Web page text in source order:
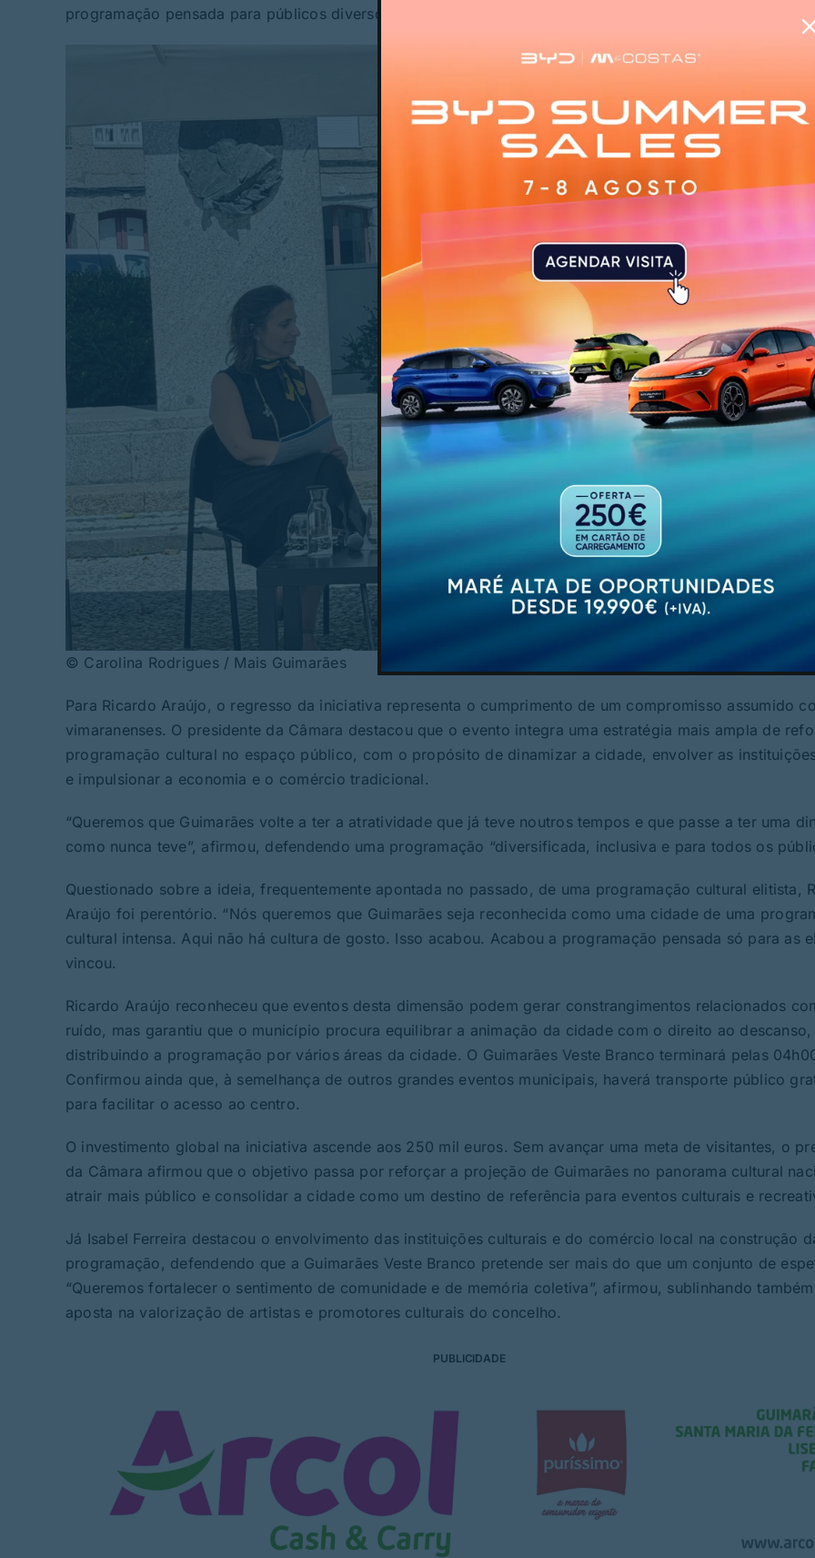
programação pensada para públicos diversos e diferentes momentos da noite.
© Carolina Rodrigues / Mais Guimarães
Para Ricardo Araújo, o regresso da iniciativa representa o cumprimento de um compromisso assumido
vimaranenses. O presidente da Câmara destacou que o evento integra uma estratégia mais ampla de
programação cultural no espaço público, com o propósito de dinamizar a cidade, envolver as
e impulsionar a economia e o comércio tradicional.
“Queremos que Guimarães volte a ter a atratividade que já teve noutros tempos e que passe a ter uma
como nunca teve”, afirmou, defendendo uma programação “diversificada, inclusiva e para todos os
Questionado sobre a ideia, frequentemente apontada no passado, de uma programação cultural elitista,
Araújo foi perentório. “Nós queremos que Guimarães seja reconhecida como uma cidade de uma
cultural intensa. Aqui não há cultura de gosto. Isso acabou. Acabou a programação pensada só para as
vincou.
Ricardo Araújo reconheceu que eventos desta dimensão podem gerar constrangimentos relacionados
ruído, mas garantiu que o município procura equilibrar a animação da cidade com o direito ao descanso,
distribuindo a programação por vários áreas da cidade. O Guimarães Veste Branco terminará pelas
Confirmou ainda que, à semelhança de outros grandes eventos municipais, haverá transporte público
para facilitar o acesso ao centro.
O investimento global na iniciativa ascende aos 250 mil euros. Sem avançar uma meta de visitantes, o
da Câmara afirmou que o objetivo passa por reforçar a projeção de Guimarães no panorama cultural
atrair mais público e consolidar a cidade como um destino de referência para eventos culturais e
Já Isabel Ferreira destacou o envolvimento das instituições culturais e do comércio local na construção
programação, defendendo que a Guimarães Veste Branco pretende ser mais do que um conjunto de
“Queremos fortalecer o sentimento de comunidade e de memória coletiva”, afirmou, sublinhando
aposta na valorização de artistas e promotores culturais do concelho.
PUBLICIDADE